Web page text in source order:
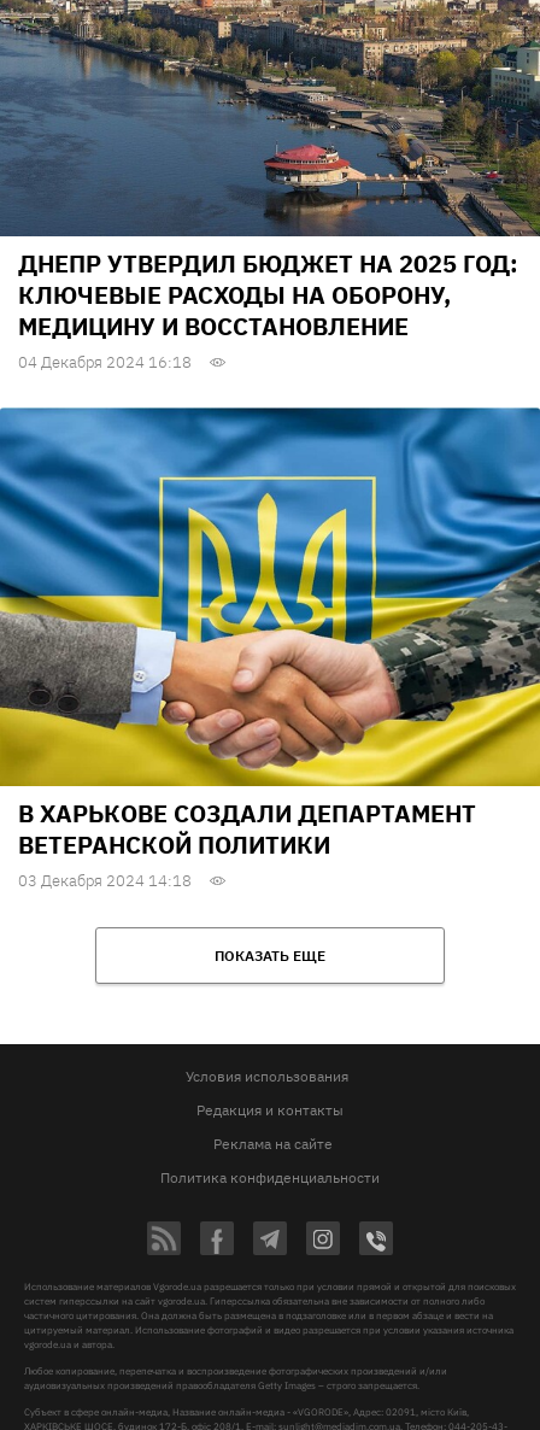
ДНЕПР УТВЕРДИЛ БЮДЖЕТ НА 2025 ГОД:
КЛЮЧЕВЫЕ РАСХОДЫ НА ОБОРОНУ,
МЕДИЦИНУ И ВОССТАНОВЛЕНИЕ
04 Декабря 2024 16:18
В ХАРЬКОВЕ СОЗДАЛИ ДЕПАРТАМЕНТ
ВЕТЕРАНСКОЙ ПОЛИТИКИ
03 Декабря 2024 14:18
ПОКАЗАТЬ ЕЩЕ
Условия использования
Редакция и контакты
Реклама на сайте
Политика конфиденциальности
Использование материалов Vgorode.ua разрешается только при условии прямой и открытой для поисковых
систем гиперссылки на сайт vgorode.ua. Гиперссылка обязательна вне зависимости от полного либо
частичного цитирования. Она должна быть размещена в подзаголовке или в первом абзаце и вести на
цитируемый материал. Использование фотографий и видео разрешается при условии указания источника
vgorode.ua и автора.
Любое копирование, перепечатка и воспроизведение фотографических произведений и/или
аудиовизуальных произведений правообладателя Getty Images – строго запрещается.
Субъект в сфере онлайн-медиа, Название онлайн-медиа - «VGORODE», Адрес: 02091, місто Київ,
ХАРКІВСЬКЕ ШОСЕ, будинок 172-Б, офіс 208/1, E-mail:sunlight@mediadim.com.ua , Телефон: 044-205-43-